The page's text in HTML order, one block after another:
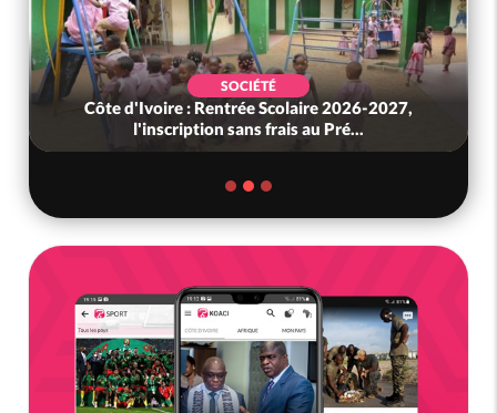
SOCIÉTÉ
Côte d'Ivoire : Rentrée Scolaire 2026-2027,
l'inscription sans frais au Pré...